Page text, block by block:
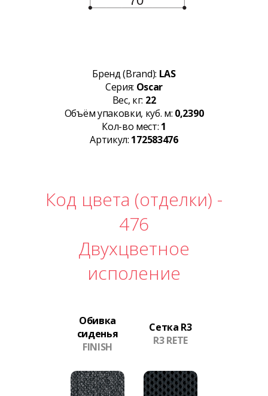
Бренд (Brand): LAS
Серия: Oscar
Вес, кг: 22
Объём упаковки, куб. м: 0,2390
Кол-во мест: 1
Артикул: 172583476
Код цвета (отделки) -
476
Двухцветное
исполение
Обивка
сиденья
FINISH
Сетка R3
R3 RETE